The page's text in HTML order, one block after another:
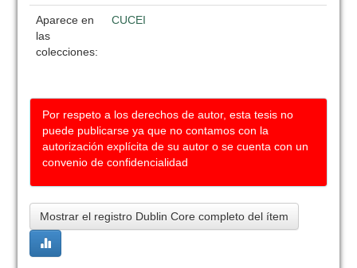
Aparece en
las
colecciones:
CUCEI
Por respeto a los derechos de autor, esta tesis no
puede publicarse ya que no contamos con la
autorización explícita de su autor o se cuenta con un
convenio de confidencialidad
Mostrar el registro Dublin Core completo del ítem